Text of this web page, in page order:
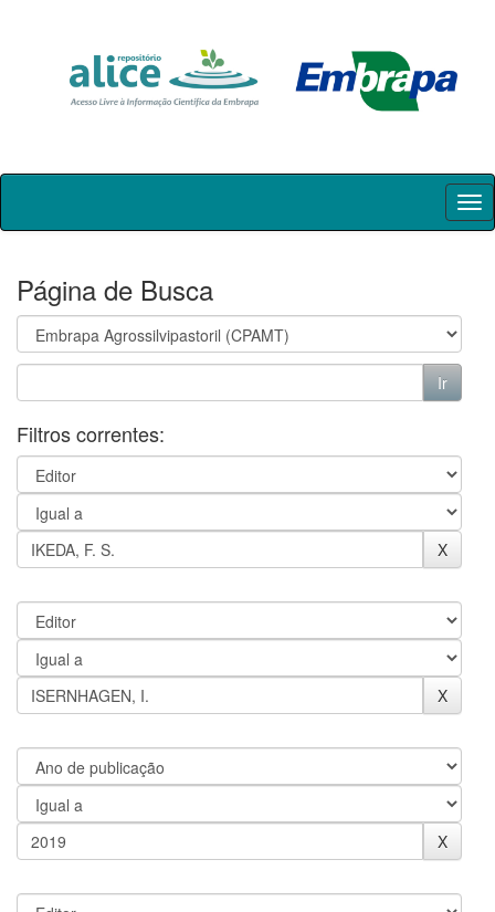
Skip
Página de Busca
Filtros correntes: